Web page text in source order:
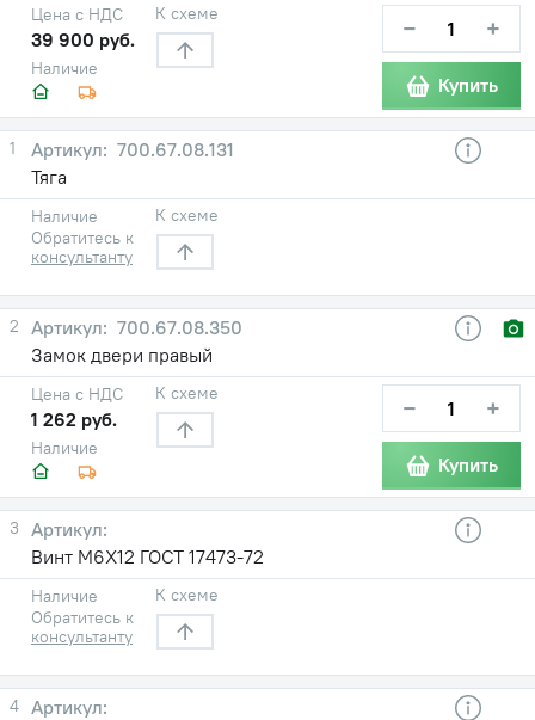
Наличие
Цена с НДС
39 900 руб.
К схеме − +
Купить
1
700.67.08.131
Тяга
Наличие
Обратитесь к
консультанту
К схеме
2
700.67.08.350
Замок двери правый
Наличие
Цена с НДС
1 262 руб.
К схеме − +
Купить
3
Винт М6Х12 ГОСТ 17473-72
Наличие
Обратитесь к
консультанту
К схеме
4